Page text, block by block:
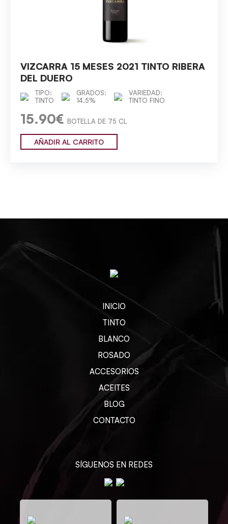
VIZCARRA 15 MESES 2021 TINTO RIBERA
DEL DUERO
TIPO:
TINTO
GRADOS:
14.5%
VARIEDAD:
TINTO FINO
15.90€ BOTELLA DE 75 CL
AÑADIR AL CARRITO
INICIO
TINTO
BLANCO
ROSADO
ACCESORIOS
ACEITES
BLOG
CONTACTO
SÍGUENOS EN REDES